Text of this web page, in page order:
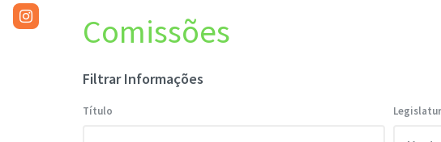
Comissões
Filtrar Informações
Título